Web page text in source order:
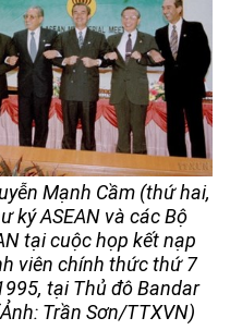
Mạnh Cầm (thứ hai,
ký ASEAN và các Bộ
tại cuộc họp kết nạp
viên chính thức thứ 7
tại Thủ đô Bandar
Trần Sơn/TTXVN)